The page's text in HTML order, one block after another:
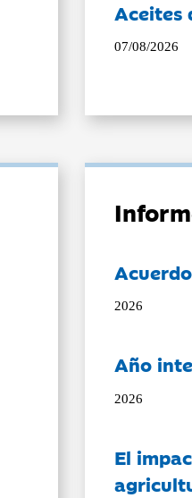
Aceites
07/08/2026
2026
Año
2026
El